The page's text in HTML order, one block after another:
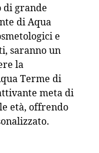
di grande
di Aqua
e
saranno un
la
Terme di
meta di
età, offrendo